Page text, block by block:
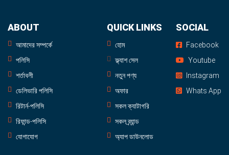
ABOUT
আমাদের সম্পর্কে
পলিসি
শর্তাবলী
ডেলিভারি পলিসি
রিটার্ন-পলিসি
রিফান্ড-পলিসি
যোগাযোগ
QUICK LINKS
হোম
ফ্ল্যাশ সেল
নতুন পণ্য
অফার
সকল ক্যাটাগরি
সকল ব্র্যান্ড
অ্যাপ ডাউনলোড
SOCIAL
Facebook
Youtube
Instagram
Whats App